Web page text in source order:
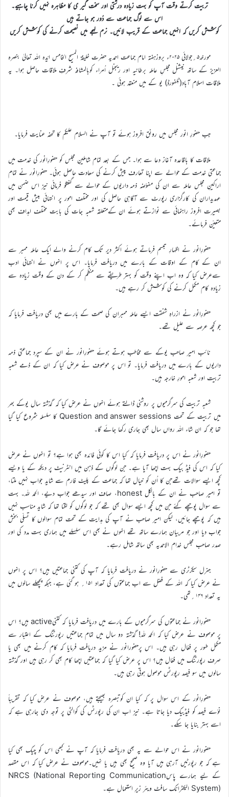
تربیت کرتے وقت آپ کو بہت زیادہ درشتی اور سخت گیر ی کا مظاہرہ نہیں کرنا چاہیے۔
اس سے لوگ جماعت سے دُور ہو جاتے ہیں
کوشش کریں کہ انہیں جماعت کے قریب لائیں۔ نرم لہجے میں نصیحت کرنے کی کوشش کریں
مورخہ۵؍جولائی ۲۰۲۵ء بروزہفتہ امام جماعت احمدیہ حضرت خلیفۃ المسیح الخامس ایّدہ اللہ تعالیٰ بنصرہ
العزیز کے ساتھ نیشنل مجلسِ عاملہ برطانیہ اور ریجنل اُمراء کوبالمشافہ شرفِ ملاقات حاصل ہوا۔ یہ
ملاقات اسلام آباد(ٹِلفورڈ) یو کے میں منعقد ہوئی ۔
جب حضورِ انور مجلس میں رونق افروز ہوئے تو آپ نے السلام علیکم کا تحفہ عنایت فرمایا۔
ملاقات کا باقاعدہ آغاز دعا سے ہوا۔ جس کے بعد تمام شاملینِ مجلس کو حضورِانور کی خدمت میں
جماعتی خدمت کے حوالے سے اپنا تعارف پیش کرنے کی سعادت حاصل ہوئی۔ حضورِانور نے تمام
اراکینِ مجلس عاملہ سے ان کی مفوّضہ ذمہ داریوں کے حوالے سے گفتگو فرمائی نیز اس ضمن میں
عہدیداران کی کارگزاری رپورٹ سے آگاہی حاصل کی اور مختلف امور پر انتہائی بیش قیمت اور
بصیرت افروز راہنمائی سے نوازتے ہوئے ان کےمتعلقہ شعبہ جات کی بابت مختلف اہداف بھی
متعیّن فرمائے۔
حضورِانور نے اظہارِ تبسم فرماتے ہوئے اکثر دیر تک کام کرنے والے ایک عاملہ ممبر سے
ان کے کام کے اوقات کے بارے میں دریافت فرمایا۔ اس پر انہوں نے انتہائی ادب
سےعرض کیا کہ وہ اب اپنے وقت کو بہتر طریقے سے منظم کر کے دن کے وقت زیادہ سے
زیادہ کام مکمل کرنے کی کوشش کر رہے ہیں۔
حضورِانور نے ازراہِ شفقت ایسے عاملہ ممبران کی صحت کے بارے میں بھی دریافت فرمایا کہ
جو کچھ عرصہ سے علیل تھے۔
نائب امیر صاحب یوکے سے مخاطب ہوتے ہوئے حضورِانور نے ان کے سپرد جماعتی ذمہ
داریوں کے بارے میں دریافت فرمایا۔ تو اس پر موصوف نے عرض کیا کہ ان کے ذمے شعبہ
تربیت اور شعبہ امورِ خارجہ ہیں۔
شعبہ تربیت کی سرگرمیوں پر روشنی ڈالتے ہوئے انہوں نے عرض کیا کہ گذشتہ سال یوکے بھر
میں تربیت کے تحت Question and answer sessions کا سلسلہ شروع کیا گیا
تھا جو کہ ان شاء اللہ رواں سال بھی جاری رکھا جائے گا۔
حضورِانور نے اس پر دریافت فرمایا کہ کیا اس کا کوئی فائدہ بھی ہوا ہے؟ تو انہوں نے عرض
کیا کہ اس کی فیڈ بیک بہت اچھا آیا ہے۔ جن لوگوں کے ذہن میں انٹرنیٹ پر دیکھ کے یا ویسے
کچھ ایسے سوالات تھےجن کا اُن کو خیال تھا کہ جماعت کے پلیٹ فارم سے شاید جواب نہیں ملتا،
تو امیر صاحب نے ان کے بالکل honest، صاف اور سیدھے جواب دیے، الحمد للہ۔ بہت
سے سوال پوچھے گئے جن میں کچھ ایسے سوال بھی تھے کہ جو لوگوں کو لگتا تھا کہ شاید مناسب نہیں
ہیں کہ پوچھے جائیں، لیکن امیر صاحب نے آپ کی ہدایت کے تحت تمام سوالوں کا تسلّی بخش
جواب دیا اور جو مربیان ہمارے ساتھ تھے انہوں نے بھی اس سلسلے میں ہماری بہت مدد کی اور
صدر صاحب مجلس خدام الاحمدیہ بھی ساتھ شامل رہے۔
جنرل سیکرٹری سے حضورِانور نے دریافت فرمایا کہ آپ کی کتنی جماعتیں ہیں؟ اس پر انہوں
نے عرض کیا کہ اللہ کے فضل سے اب جماعتوں کی تعداد ۱۵۱؍ ہو گئی ہے، جبکہ پچھلے سالوں میں
یہ تعداد ۱۴۶؍تھی۔
حضورِانور نے جماعتوں کی سرگرمیوں کے بارے میں دریافت فرمایا کہ کتنیactive ہیں؟ اس
پر موصوف نے عرض کیا کہ الحمد لله! گذشتہ دو سال میں تمام جماعتیں رپورٹنگ کے اعتبار سے
مکمل طور پر فعّال رہی ہیں۔ اس پرحضورانور نے مزید دریافت فرمایا کہ کام کرنے میں بھی یا
صرف رپورٹنگ میں فعّال ہیں؟ اس پر عرض کیا گیا کہ جماعتیں اچھا کام بھی کر رہی ہیں اور گذشتہ
سالوں میں سو فیصد رپورٹس موصول ہوتی رہی ہیں۔
حضورِانور کے اس سوال پر کہ کیا ان کوتبصرہ بھیجتے ہیں، موصوف نے عرض کیا کہ تقریباً
نوّے فیصد کو فیڈبیک دیا جاتا ہے۔ نیز اب ان کی رپورٹس کی کوالٹی پر توجہ دی جارہی ہے کہ
اسے بہتر بنایا جا سکے۔
حضورانور نے اس حوالے سے یہ بھی دریافت فرمایا کہ آپ نے کبھی اس کو چیک بھی کیا
ہے کہ جو رپورٹیں آرہی ہیں آیا وہ صحیح بھی ہیں یا نہیں۔موصوف نے عرض کیا کہ اس مقصد
کے لیے ہمارے پاسNRCS (National Reporting Communication
System) الیکٹرانک سافٹ ویئر زیرِ استعمال ہے۔